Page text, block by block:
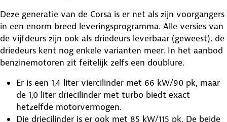
Deze generatie van de Corsa is er net als zijn voorgangers
in een enorm breed leveringsprogramma. Alle versies van
de vijfdeurs zijn ook als driedeurs leverbaar (geweest), de
driedeurs kent nog enkele varianten meer. In het aanbod
benzinemotoren zit feitelijk zelfs een doublure.
Er is een 1,4 liter viercilinder met 66 kW/90 pk, maar
de 1,0 liter driecilinder met turbo biedt exact
hetzelfde motorvermogen.
Die driecilinder is er ook met 85 kW/115 pk. De beide